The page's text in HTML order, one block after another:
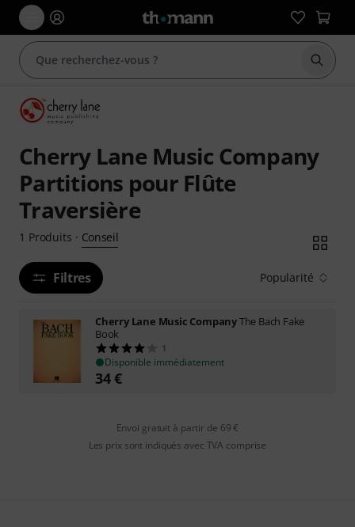
Cherry Lane Music Company
Partitions pour Flûte
Traversière
1 Produits · Conseil
Filtres Popularité
Cherry Lane Music CompanyThe Bach Fake
Book
1
Disponible immédiatement
34€
Envoi gratuit à partir de 69 €
Les prix sont indiqués avec TVA comprise